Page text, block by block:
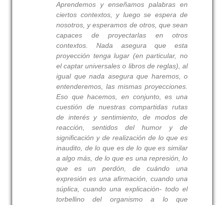
Aprendemos y enseñamos palabras en
ciertos contextos, y luego se espera de
nosotros, y esperamos de otros, que sean
capaces de proyectarlas en otros
contextos. Nada aseguraque esta
proyección tenga lugar (en particular, no
el captar universales o libros de reglas), al
igual que nada asegura que haremos, o
entenderemos, las mismas proyecciones.
Eso que hacemos, en conjunto, es una
cuestión de nuestras compartidas rutas
de interés y sentimiento, de modos de
reacción, sentidos del humor y de
significación y de realización de lo que es
inaudito, de lo que es de lo que es similar
a algo más, de lo que es una represión, lo
que es un perdón, de cuándo una
expresión es una afirmación, cuando una
súplica, cuando una explicación- todo el
torbellino del organismo a lo que